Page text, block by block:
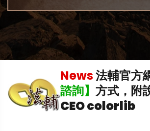
News法輔官方
諮詢】 方式，附
CEO colorlib